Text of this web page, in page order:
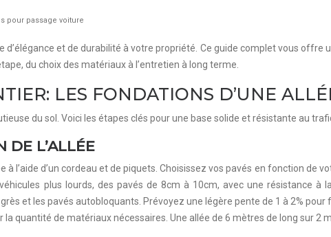
pour passage voiture
d’élégance et de durabilité à votre propriété. Ce guide complet vous
du choix des matériaux à l’entretien à long terme.
LES FONDATIONS D’UNE
du sol. Voici les étapes clés pour une base solide et résistante au
DE L’ALLÉE
l’aide d’un cordeau et de piquets. Choisissez vos pavés en fonction de
plus lourds, des pavés de 8cm à 10cm, avec une résistance
et les pavés autobloquants. Prévoyez une légère pente de 1 à 2%
quantité de matériaux nécessaires. Une allée de 6 mètres de long sur 2